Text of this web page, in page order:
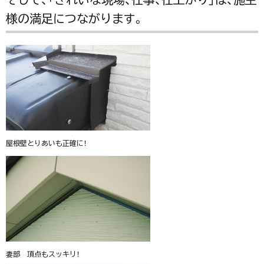
様の満足につながります。
屋根壁とりあいも正確に！
妻部 頂点もスッキリ！